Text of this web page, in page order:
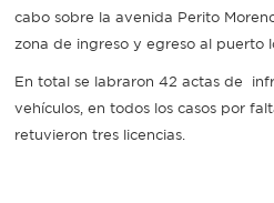
cabo sobre la avenida Perito
zona de ingreso y egreso al puerto
En total se labraron 42 actas de
vehículos, en todos los casos por
retuvieron tres licencias.